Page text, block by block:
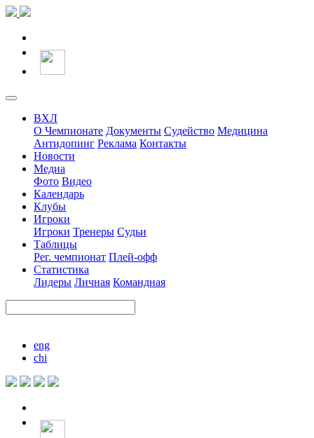
ВХЛ
О Чемпионате Документы Судейство Медицина
Антидопинг Реклама Контакты
Новости
Медиа
Фото Видео
Календарь
Клубы
Игроки
Игроки Тренеры Судьи
Таблицы
Рег. чемпионат Плей-офф
Статистика
Лидеры Личная Командная
eng
chi